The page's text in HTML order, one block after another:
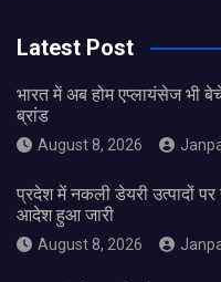
Latest Post
भारत में अब होम एप्लायंसेज भी
ब्रांड
August 8, 2026
प्रदेश में नकली डेयरी उत्पादों
आदेश हुआ जारी
August 8, 2026